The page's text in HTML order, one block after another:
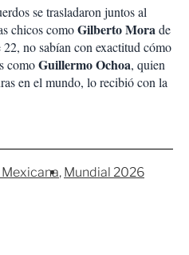
se trasladaron juntos al
chicos comoGilberto Morade
22, no sabían con exactitud cómo
comoGuillermo Ochoa, quien
en el mundo, lo recibió con la
Mundial 2026